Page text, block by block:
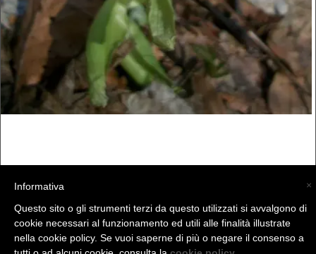
(C) La Valtellina - info@la-valtellina.com -
×
Informativa
Questo sito o gli strumenti terzi da questo utilizzati si avvalgono di
cookie necessari al funzionamento ed utili alle finalità illustrate
nella cookie policy. Se vuoi saperne di più o negare il consenso a